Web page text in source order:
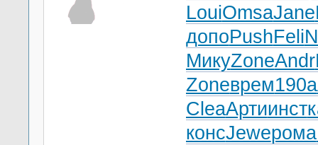
LouiOmsaJane
допоPushFeli
МикуZoneAndr
Zoneврем190а
CleaАртиинст
консJeweрома